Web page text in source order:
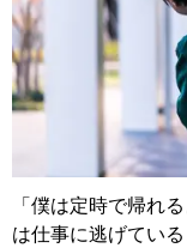
「僕は定時で帰れ
は仕事に逃げてい